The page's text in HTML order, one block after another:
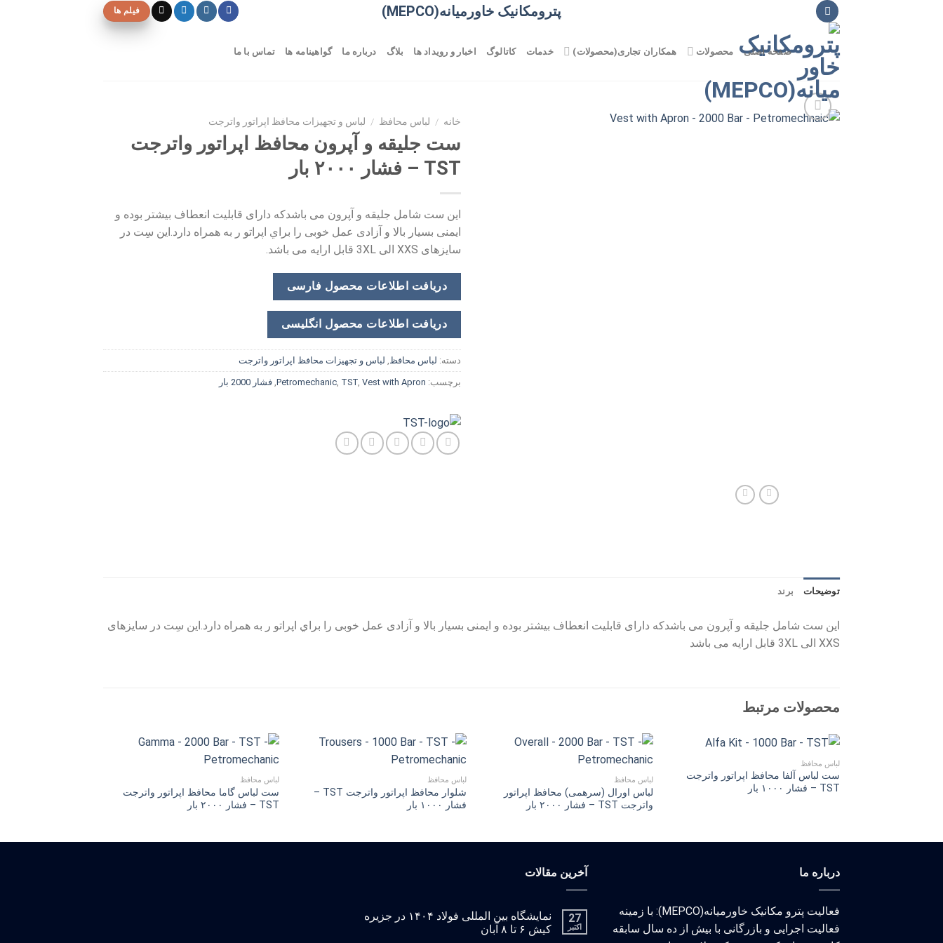
پترومکانیک خاورمیانه(MEPCO) فیلم ها
صفحه اصلی محصولات همکاران تجاری(محصولات) خدمات کاتالوگ اخبار و رویداد ها بلاگ درباره ما گواهینامه ها تماس با ما
خانه / لباس محافظ / لباس و تجهیزات محافظ اپراتور واترجت
ست جلیقه و آپرون محافظ اپراتور واترجت
TST – فشار ۲۰۰۰ بار
این ست شامل جلیقه و آپرون مى باشدکه داراى قابلیت انعطاف بیشتر بوده و
ایمنی بسیار بالا و آزادى عمل خوبى را براي اپراتو ر به همراه دارد.این سِت در
سایزهای XXS الی 3XL قابل ارایه مى باشد.
دریافت اطلاعات محصول فارسی
دریافت اطلاعات محصول انگلیسی
دسته: لباس محافظ لباس و تجهیزات محافظ اپراتور واترجت
برچسب: Petromechanic TST Vest with Apron فشار 2000 بار
توضیحات برند
این ست شامل جلیقه و آپرون مى باشدکه داراى قابلیت انعطاف بیشتر بوده و ایمنی بسیار بالا و آزادى عمل خوبى را براي اپراتو ر به همراه دارد.این سِت در سایزهای
XXS الی 3XL قابل ارایه مى باشد
محصولات مرتبط
لباس محافظ
ست لباس آلفا محافظ اپراتور واترجت
TST – فشار ۱۰۰۰ بار
لباس محافظ
لباس اورال (سرهمی) محافظ اپراتور
واترجت TST – فشار ۲۰۰۰ بار
لباس محافظ
شلوار محافظ اپراتور واترجت TST –
فشار ۱۰۰۰ بار
لباس محافظ
ست لباس گاما محافظ اپراتور واترجت
TST – فشار ۲۰۰۰ بار
درباره ما
فعالیت پترو مکانیک خاورمیانه(MEPCO): با زمینه
فعالیت اجرایی و بازرگانی با بیش از ده سال سابقه
آخرین مقالات
27
اکتبر
نمایشگاه بین المللی فولاد ۱۴۰۴ در جزیره
کیش ۶ تا ۸ آبان